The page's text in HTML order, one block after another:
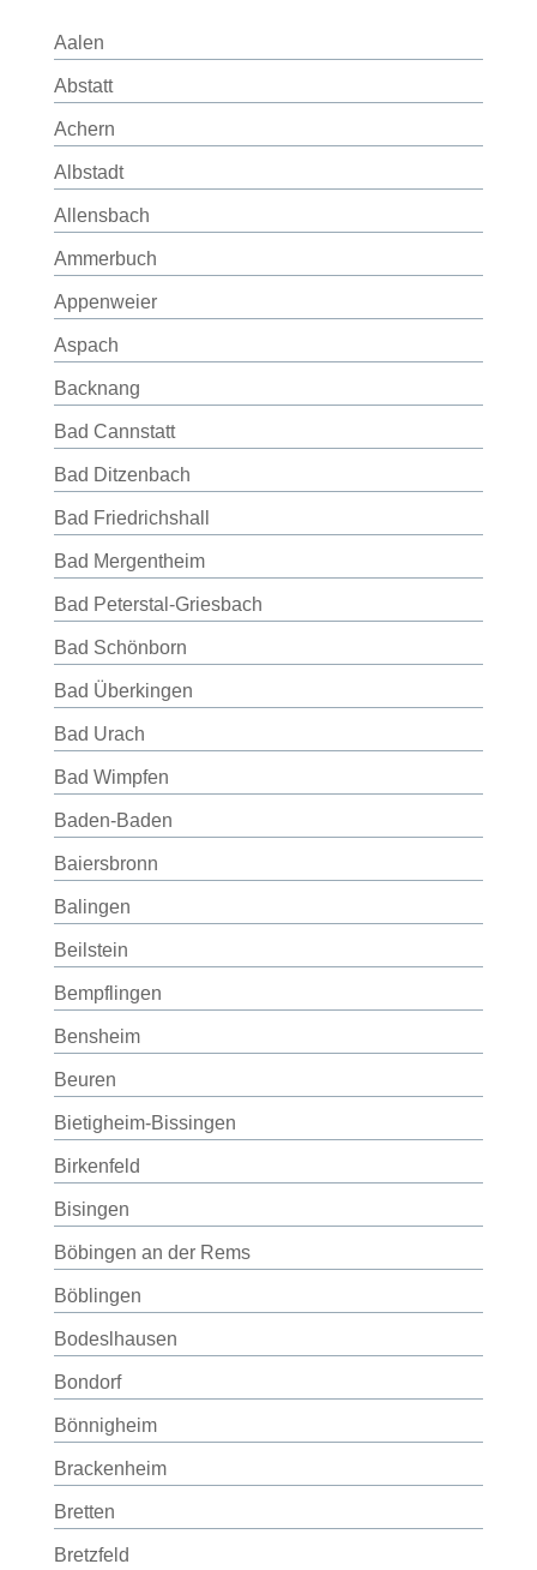
Aalen
Abstatt
Achern
Albstadt
Allensbach
Ammerbuch
Appenweier
Aspach
Backnang
Bad Cannstatt
Bad Ditzenbach
Bad Friedrichshall
Bad Mergentheim
Bad Peterstal-Griesbach
Bad Schönborn
Bad Überkingen
Bad Urach
Bad Wimpfen
Baden-Baden
Baiersbronn
Balingen
Beilstein
Bempflingen
Bensheim
Beuren
Bietigheim-Bissingen
Birkenfeld
Bisingen
Böbingen an der Rems
Böblingen
Bodeslhausen
Bondorf
Bönnigheim
Brackenheim
Bretten
Bretzfeld